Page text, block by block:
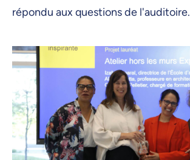
répondu aux questions de l'auditoire.